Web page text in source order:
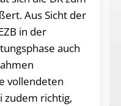
Aus Sicht der
in der
auch
vollendeten
zudem richtig,